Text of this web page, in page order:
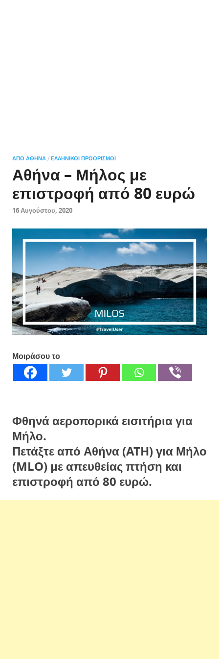
ΑΠΌ ΑΘΉΝΑ / ΕΛΛΗΝΙΚΟΊ ΠΡΟΟΡΙΣΜΟΊ
Αθήνα – Μήλος με
επιστροφή από 80 ευρώ
16 Αυγούστου, 2020
Μοιράσου το
Φθηνά αεροπορικά εισιτήρια για
Μήλο.
Πετάξτε από Αθήνα (ATH) για Μήλο
(MLO) με απευθείας πτήση και
επιστροφή από 80 ευρώ.